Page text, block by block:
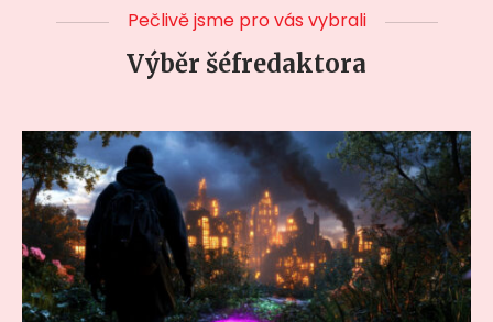
Pečlivě jsme pro vás vybrali
Výběr šéfredaktora